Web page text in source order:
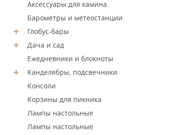
Аксессуары для камина
Барометры и метеостанции
Глобус-бары
Дача и сад
Ежедневники и блокноты
Канделябры, подсвечники
Консоли
Корзины для пикника
Лампы настольные
Лампы настольные